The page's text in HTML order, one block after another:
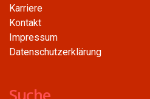
Karriere
Kontakt
Impressum
Datenschutzerklärung